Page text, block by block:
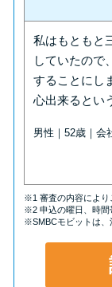
私はもともと
していたので
することにし
心出来るとい
男性｜52歳｜会
※1 審査の内容により
※2 申込の曜日、時間
※SMBCモビットは、